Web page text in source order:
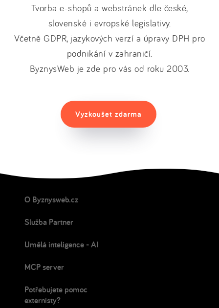
Tvorba e-shopů a webstránek dle české,
slovenské i evropské legislativy.
Včetně GDPR, jazykových verzí a úpravy DPH pro
podnikání v zahraničí.
ByznysWeb je zde pro vás od roku 2003.
Vyzkoušet zdarma
O Byznysweb.cz
Služba Partner
Umělá inteligence - AI
MCP server
Potřebujete pomoc
externisty?